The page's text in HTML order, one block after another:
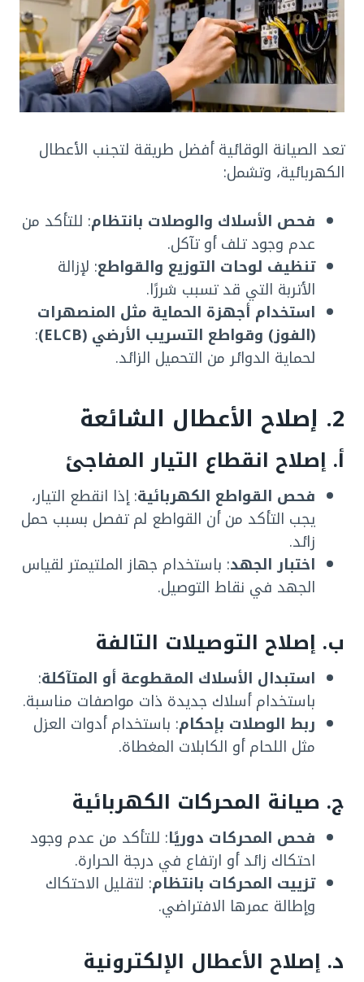
تعد الصيانة الوقائية أفضل طريقة لتجنب الأعطال
الكهربائية، وتشمل:
فحص الأسلاك والوصلات بانتظام: للتأكد من
عدم وجود تلف أو تآكل.
تنظيف لوحات التوزيع والقواطع: لإزالة
الأتربة التي قد تسبب شررًا.
استخدام أجهزة الحماية مثل المنصهرات
(الفوز) وقواطع التسريب الأرضي (ELCB)
:
لحماية الدوائر من التحميل الزائد.
2. إصلاح الأعطال الشائعة
أ. إصلاح انقطاع التيار المفاجئ
فحص القواطع الكهربائية: إذا انقطع التيار،
يجب التأكد من أن القواطع لم تفصل بسبب حمل
زائد.
اختبار الجهد: باستخدام جهاز الملتيمتر لقياس
الجهد في نقاط التوصيل.
ب. إصلاح التوصيلات التالفة
استبدال الأسلاك المقطوعة أو المتآكلة:
باستخدام أسلاك جديدة ذات مواصفات مناسبة.
ربط الوصلات بإحكام: باستخدام أدوات العزل
مثل اللحام أو الكابلات المغطاة.
ج. صيانة المحركات الكهربائية
فحص المحركات دوريًا: للتأكد من عدم وجود
احتكاك زائد أو ارتفاع في درجة الحرارة.
تزييت المحركات بانتظام: لتقليل الاحتكاك
وإطالة عمرها الافتراضي.
د. إصلاح الأعطال الإلكترونية